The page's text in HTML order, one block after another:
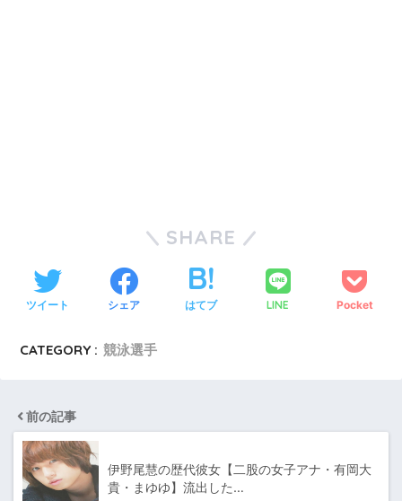
SHARE
ツイート シェア はてブ LINE Pocket
CATEGORY : 競泳選手
前の記事
伊野尾慧の歴代彼女【二股の女子アナ・有岡大
貴・まゆゆ】流出した…